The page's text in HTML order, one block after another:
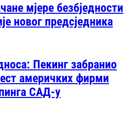
мјере безбједности
новог предсједника
Пекинг забранио
америчких фирми
САД-у